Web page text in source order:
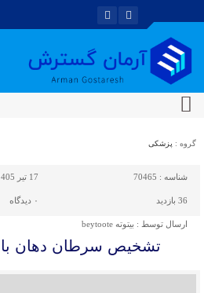
گروه : پزشکی
شناسه : 70465 17 تیر 1405 - 11:38
36 بازدید ۰ دیدگاه
ارسال توسط : بیتوته beytoote
تشخیص سرطان دهان